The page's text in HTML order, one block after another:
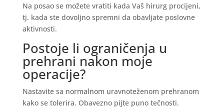
Na posao se možete vratiti kada Vaš hirurg procijeni,
tj. kada ste dovoljno spremni da obavljate poslovne
aktivnosti.
Postoje li ograničenja u
prehrani nakon moje
operacije?
Nastavite sa normalnom uravnoteženom prehranom
kako se tolerira. Obavezno pijte puno tečnosti.